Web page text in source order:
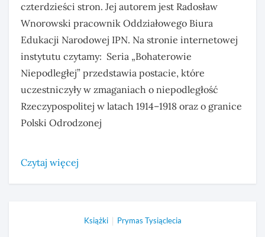
czterdzieści stron. Jej autorem jest Radosław
Wnorowski pracownik Oddziałowego Biura
Edukacji Narodowej IPN. Na stronie internetowej
instytutu czytamy: Seria „Bohaterowie
Niepodległej” przedstawia postacie, które
uczestniczyły w zmaganiach o niepodległość
Rzeczypospolitej w latach 1914–1918 oraz o granice
Polski Odrodzonej
Czytaj więcej
Książki | Prymas Tysiąclecia